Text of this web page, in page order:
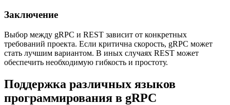
Заключение
Выбор между gRPC и REST зависит от конкретных
требований проекта. Если критична скорость, gRPC может
стать лучшим вариантом. В иных случаях REST может
обеспечить необходимую гибкость и простоту.
Поддержка различных языков
программирования в gRPC